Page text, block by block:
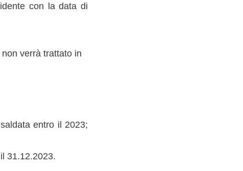
con la data di
verrà trattato in
entro il 2023;
31.12.2023.